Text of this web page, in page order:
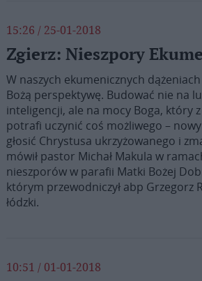
15:26 / 25-01-2018
Zgierz: Nieszpory
W naszych ekumenicznych
Bożą perspektywę. Budować nie na
inteligencji, ale na mocy Boga, który
potrafi uczynić coś możliwego –
głosić Chrystusa ukrzyżowanego i
mówił pastor Michał Makula w
nieszporów w parafii Matki Bożej
którym przewodniczył abp Grzegorz
łódzki.
10:51 / 01-01-2018